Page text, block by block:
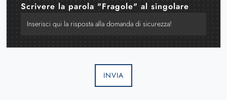
Scrivere la parola "Fragole" al singolare
INVIA